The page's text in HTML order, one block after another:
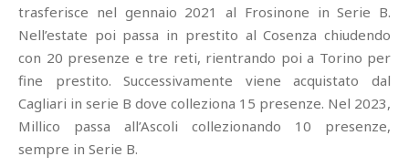
trasferisce nel gennaio 2021 al Frosinone in Serie B.
Nell’estate poi passa in prestito al Cosenza chiudendo
con 20 presenze e tre reti, rientrando poi a Torino per
fine prestito. Successivamente viene acquistato dal
Cagliari in serie B dove colleziona 15 presenze. Nel 2023,
Millico passa all’Ascoli collezionando 10 presenze,
sempre in Serie B.